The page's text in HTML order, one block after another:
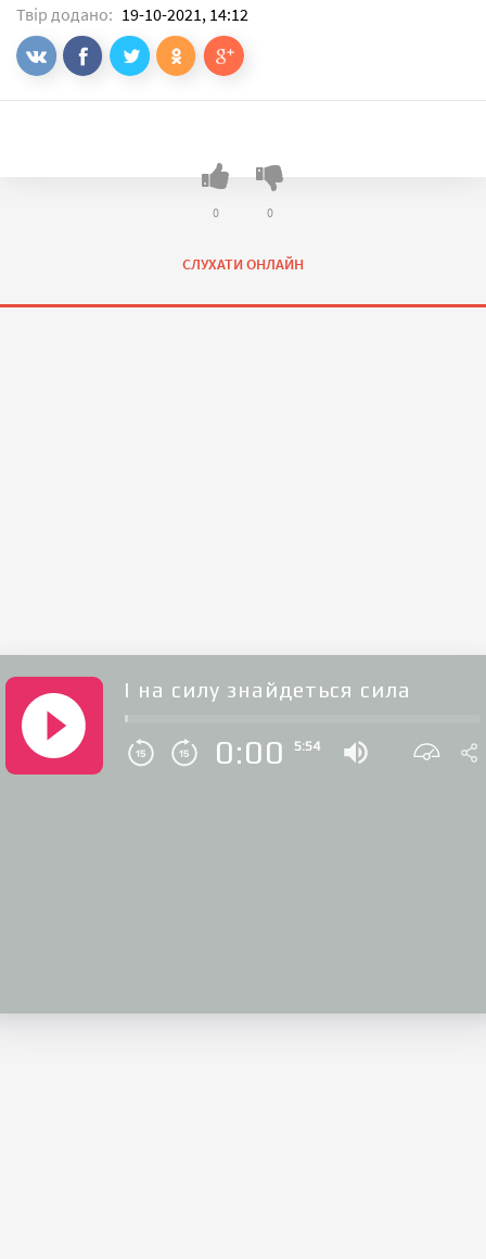
Твір додано: 19-10-2021, 14:12
СЛУХАТИ ОНЛАЙН
0 0
І на силу знайдеться сила
0:00 5:54